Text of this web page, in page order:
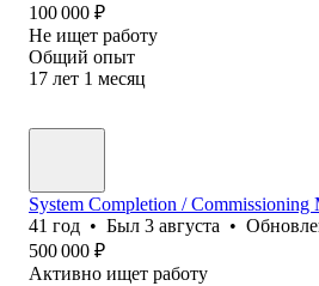
100 000 ₽
Не ищет работу
Общий опыт
17 лет 1 месяц
System Completion / Commissioning
41 год • Был 3 августа •
500 000 ₽
Активно ищет работу